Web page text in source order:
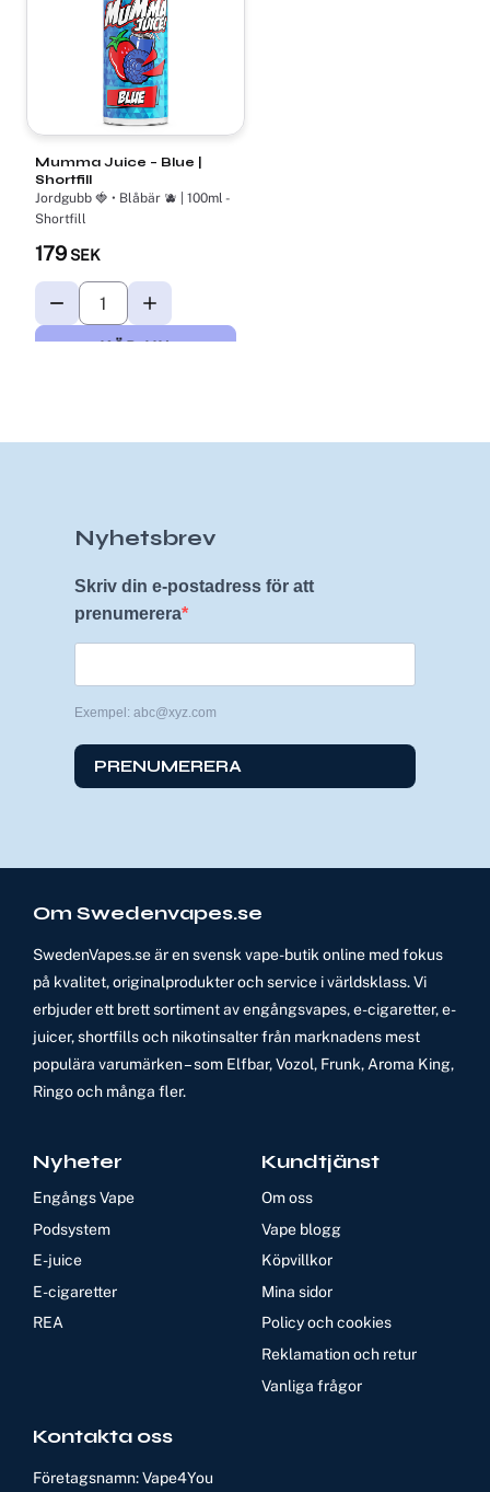
Mumma Juice – Blue |
Shortfill
Jordgubb 🍓 • Blåbär 🫐 | 100ml -
Shortfill
179 SEK
Nyhetsbrev
Skriv din e-postadress för att
prenumerera
Exempel: abc@xyz.com
PRENUMERERA
Om Swedenvapes.se
SwedenVapes.se är en svensk vape-butik online med fokus
på kvalitet, originalprodukter och service i världsklass. Vi
erbjuder ett brett sortiment av engångsvapes, e-cigaretter, e-
juicer, shortfills och nikotinsalter från marknadens mest
populära varumärken – som Elfbar, Vozol, Frunk, Aroma King,
Ringo och många fler.
Nyheter
Engångs Vape
Podsystem
E-juice
E-cigaretter
REA
Kundtjänst
Om oss
Vape blogg
Köpvillkor
Mina sidor
Policy och cookies
Reklamation och retur
Vanliga frågor
Kontakta oss
Företagsnamn: Vape4You